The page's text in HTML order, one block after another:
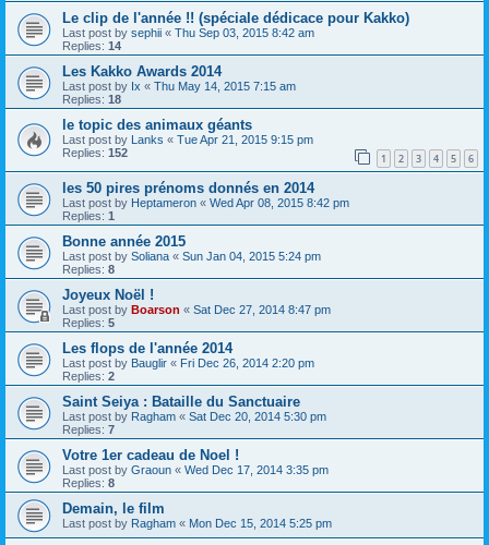
Le clip de l'année !! (spéciale dédicace pour Kakko)
Last post by sephii « Thu Sep 03, 2015 8:42 am
Replies: 14
Les Kakko Awards 2014
Last post by Ix « Thu May 14, 2015 7:15 am
Replies: 18
le topic des animaux géants
Last post by Lanks « Tue Apr 21, 2015 9:15 pm
Replies: 152 1 2 3 4 5 6
les 50 pires prénoms donnés en 2014
Last post by Heptameron « Wed Apr 08, 2015 8:42 pm
Replies: 1
Bonne année 2015
Last post by Soliana « Sun Jan 04, 2015 5:24 pm
Replies: 8
Joyeux Noël !
Last post by Boarson « Sat Dec 27, 2014 8:47 pm
Replies: 5
Les flops de l'année 2014
Last post by Bauglir « Fri Dec 26, 2014 2:20 pm
Replies: 2
Saint Seiya : Bataille du Sanctuaire
Last post by Ragham « Sat Dec 20, 2014 5:30 pm
Replies: 7
Votre 1er cadeau de Noel !
Last post by Graoun « Wed Dec 17, 2014 3:35 pm
Replies: 8
Demain, le film
Last post by Ragham « Mon Dec 15, 2014 5:25 pm